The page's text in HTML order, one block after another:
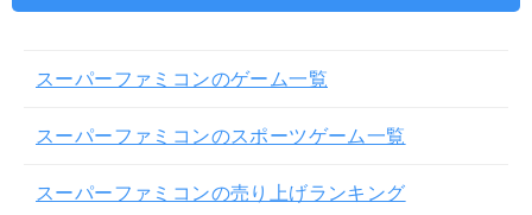
スーパーファミコンのゲーム一覧
スーパーファミコンのスポーツゲーム一覧
スーパーファミコンの売り上げランキング